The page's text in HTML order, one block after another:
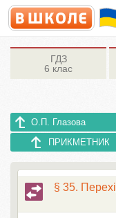
ГДЗ
6 клас
О.П. Глазова
ПРИКМЕТНИК
§ 35.